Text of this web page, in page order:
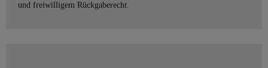
und freiwilligem Rückgaberecht.